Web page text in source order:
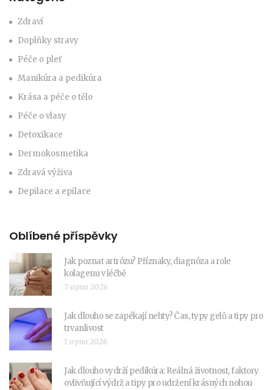
Zdraví
Doplňky stravy
Péče o pleť
Manikúra a pedikúra
Krása a péče o tělo
Péče o vlasy
Detoxikace
Dermokosmetika
Zdravá výživa
Depilace a epilace
Oblíbené příspěvky
Jak poznat artrózu? Příznaky, diagnóza a role
kolagenu v léčbě
7 srpna 2026
Jak dlouho se zapékají nehty? Čas, typy gelů a tipy pro
trvanlivost
1 srpna 2026
Jak dlouho vydrží pedikúra: Reálná životnost, faktory
ovlivňující výdrž a tipy pro udržení krásných nohou